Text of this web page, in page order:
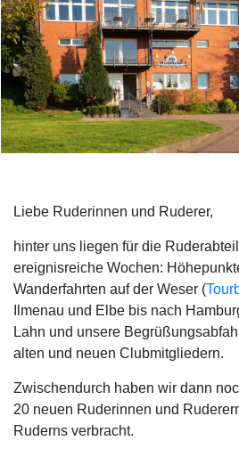
Liebe Ruderinnen und Ruderer,
hinter uns liegen für die
ereignisreiche Wochen:
Wanderfahrten auf der Weser (
Ilmenau und Elbe bis nach
Lahn und unsere
alten und neuen Clubmitgliedern.
Zwischendurch haben wir dann
20 neuen Ruderinnen und
Ruderns verbracht.